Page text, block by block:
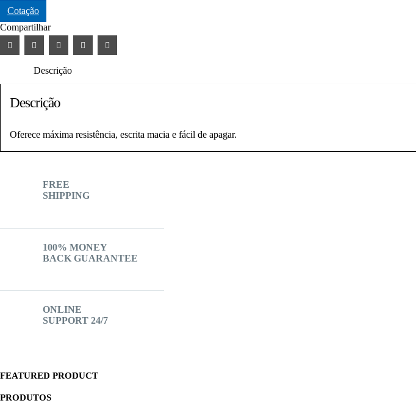
Cotação
Compartilhar
Descrição
Descrição
Oferece máxima resistência, escrita macia e fácil de apagar.
FREE
SHIPPING
100% MONEY
BACK GUARANTEE
ONLINE
SUPPORT 24/7
FEATURED PRODUCT
PRODUTOS